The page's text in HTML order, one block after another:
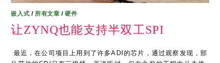
嵌入式 / 所有文章 /硬件
让ZYNQ也能支持半双工SPI
​ 最近，在公司项目上用到了许多ADI的芯片，通过观察发现，部